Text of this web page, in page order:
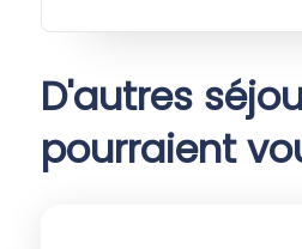
D'autres
pourraient